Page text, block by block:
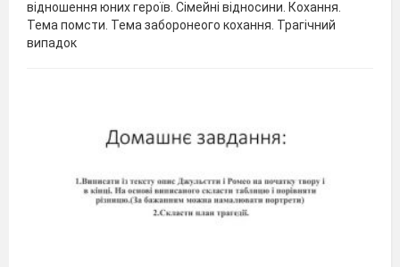
відношення юних героїв. Сімейні відносини. Кохання.
Тема помсти. Тема заборонеого кохання. Трагічний
випадок